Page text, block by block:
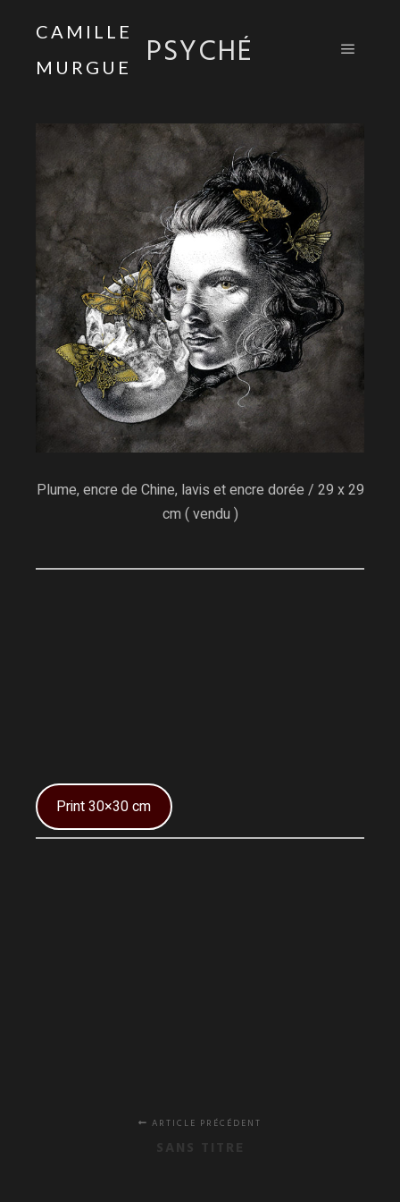
CAMILLE
MURGUE
PSYCHÉ
Plume, encre de Chine, lavis et encre dorée / 29 x 29
cm ( vendu )
Print 30×30 cm
ARTICLE PRÉCÉDENT
SANS TITRE